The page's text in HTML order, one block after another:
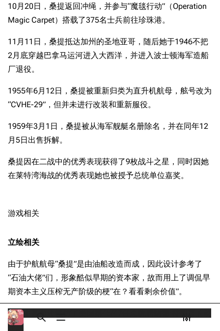
打开/关闭搜索
打开/关闭菜单
NGA战舰少女R专
区
苍青幻影wiki（只
读）
四叶草剧场BiliWiki
战列舰论坛
Secret Projects论
坛
Shipbucket像素战
舰
Navweaps（镜
像）
Naval
Encyclopedia
装甲航母网
战舰计划1900-
美国海军历史手册
平贺让数字档案馆
德国联邦数字档案
馆
JACAR
打开/关
未登录用户的IP地址会在进行任意编辑后公开展示。
创建账号
登录
分享此页面
查看 更多
清除缓存
链入页面
相关更改
引用此页
10月20日，桑提返回冲绳，并参与“魔毯行动”（Operation
Magic Carpet）搭载了375名士兵前往珍珠港。
11月11日，桑提抵达加州的圣地亚哥，随后她于1946不把
2月底穿越巴拿马运河进入大西洋，并进入波士顿海军造船
厂退役。
1955年6月12日，桑提被重新归类为直升机航母，舷号改为
“CVHE-29”，但并未进行改装和重新服役。
1959年3月1日，桑提被从海军舰艇名册除名，并在同年12
月5日出售拆解。
桑提因在二战中的优秀表现获得了9枚战斗之星，同时因她
在莱特湾海战的优秀表现她也被授予总统单位嘉奖。
游戏相关
立绘相关
由于护航航母“桑提”是由油船改造而成，因此设计参考了
“石油大佬”们，形象酷似早期的资本家，故而用上了调侃早
期资本主义压榨无产阶级的梗“在？看看剩余价值”。
立绘中甚至还模仿了美国第45/47任总统唐纳德·特朗普的动
作。
目录
游戏数据
台词
原型简介
服役历史
改造为航母
大西洋战记
火炬行动
大西洋反潜护航任务
莱特湾海战
游戏相关
台词解析
同厂舰娘